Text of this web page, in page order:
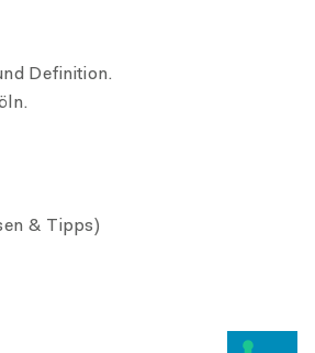
Definition.
& Tipps)